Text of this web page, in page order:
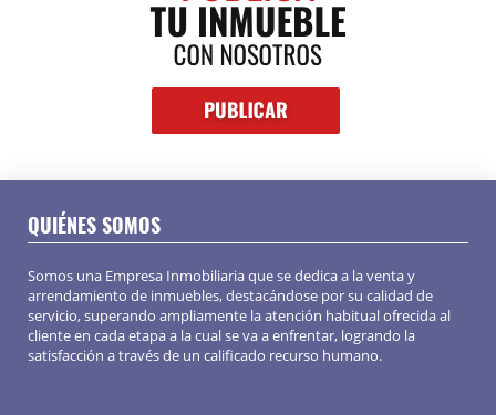
QUIÉNES SOMOS
Somos una Empresa Inmobiliaria que se dedica a la venta y
arrendamiento de inmuebles, destacándose por su calidad de
servicio, superando ampliamente la atención habitual ofrecida al
cliente en cada etapa a la cual se va a enfrentar, logrando la
satisfacción a través de un calificado recurso humano.